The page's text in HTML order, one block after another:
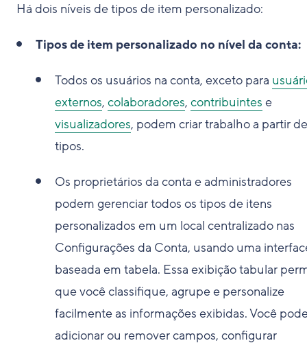
Há dois níveis de tipos de item personalizado:
Tipos de item personalizado no nível da conta:
Todos os usuários na conta, exceto para
externos, colaboradores, contribuintes e
visualizadores, podem criar trabalho a partir
tipos.
Os proprietários da conta e administradores
podem gerenciar todos os tipos de itens
personalizados em um local centralizado nas
Configurações da Conta, usando uma
baseada em tabela. Essa exibição tabular
que você classifique, agrupe e personalize
facilmente as informações exibidas. Você
adicionar ou remover campos, configurar